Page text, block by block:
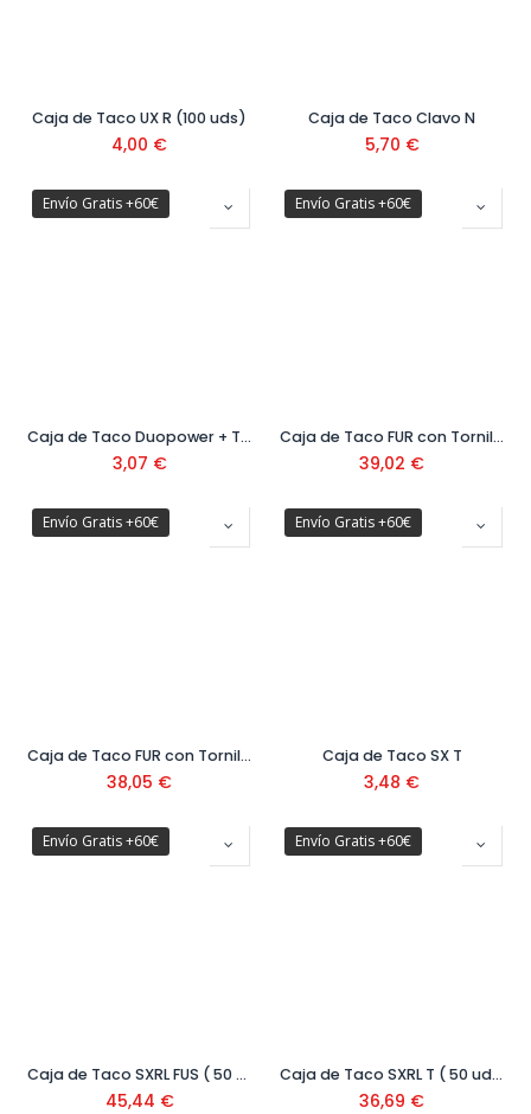
Caja de Taco UX R (100 uds)
4,00 €
Caja de Taco Clavo N
5,70 €
Envío Gratis +60€
Caja de Taco Duopower + Taco Autoservicio
3,07 €
Envío Gratis +60€
Caja de Taco FUR con Tornillo SS ( 50 uds)
39,02 €
Envío Gratis +60€
Caja de Taco FUR con Tornillo T ( 50 uds)
38,05 €
Envío Gratis +60€
Caja de Taco SX T
3,48 €
Envío Gratis +60€
Caja de Taco SXRL FUS ( 50 uds)
45,44 €
Envío Gratis +60€
Caja de Taco SXRL T ( 50 uds)
36,69 €